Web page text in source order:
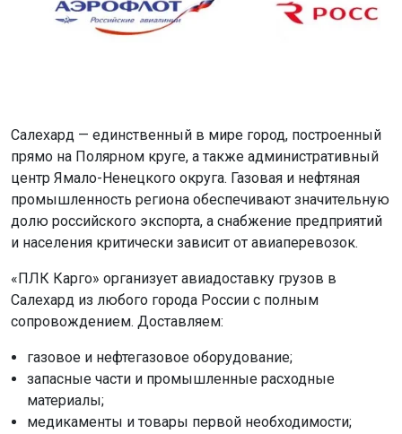
Салехард — единственный в мире город, построенный
прямо на Полярном круге, а также административный
центр Ямало-Ненецкого округа. Газовая и нефтяная
промышленность региона обеспечивают значительную
долю российского экспорта, а снабжение предприятий
и населения критически зависит от авиаперевозок.
«ПЛК Карго» организует авиадоставку грузов в
Салехард из любого города России с полным
сопровождением. Доставляем:
газовое и нефтегазовое оборудование;
запасные части и промышленные расходные
материалы;
медикаменты и товары первой необходимости;